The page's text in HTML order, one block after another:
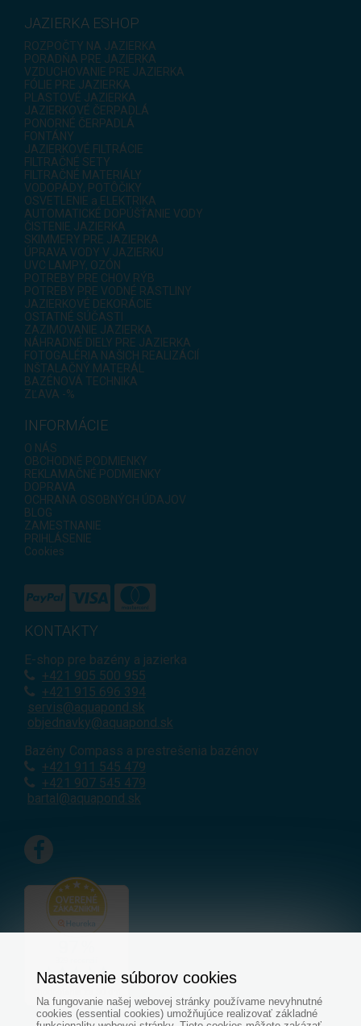
JAZIERKA ESHOP
ROZPOČTY NA JAZIERKA
PORADŇA PRE JAZIERKA
VZDUCHOVANIE PRE JAZIERKA
FÓLIE PRE JAZIERKA
PLASTOVÉ JAZIERKA
JAZIERKOVÉ ČERPADLÁ
PONORNÉ ČERPADLÁ
FONTÁNY
JAZIERKOVÉ FILTRÁCIE
FILTRAČNÉ SETY
FILTRAČNÉ MATERIÁLY
VODOPÁDY, POTÔČIKY
OSVETLENIE a ELEKTRIKA
AUTOMATICKÉ DOPÚŠŤANIE VODY
ČISTENIE JAZIERKA
SKIMMERY PRE JAZIERKA
ÚPRAVA VODY V JAZIERKU
UVC LAMPY, OZÓN
POTREBY PRE CHOV RÝB
POTREBY PRE VODNÉ RASTLINY
JAZIERKOVÉ DEKORÁCIE
OSTATNÉ SÚČASTI
ZAZIMOVANIE JAZIERKA
NÁHRADNÉ DIELY PRE JAZIERKA
FOTOGALÉRIA NAŠICH REALIZÁCIÍ
INŠTALAČNÝ MATERÁL
BAZÉNOVÁ TECHNIKA
ZĽAVA -%
INFORMÁCIE
O NÁS
OBCHODNÉ PODMIENKY
REKLAMAČNÉ PODMIENKY
DOPRAVA
OCHRANA OSOBNÝCH ÚDAJOV
BLOG
ZAMESTNANIE
PRIHLÁSENIE
Cookies
KONTAKTY
E-shop pre bazény a jazierka
+421 905 500 955
+421 915 696 394
servis@aquapond.sk
objednavky@aquapond.sk
Bazény Compass a prestrešenia bazénov
+421 911 545 479
+421 907 545 479
bartal@aquapond.sk
Nastavenie súborov cookies
Na fungovanie našej webovej stránky používame nevyhnutné
cookies (essential cookies) umožňujúce realizovať základné